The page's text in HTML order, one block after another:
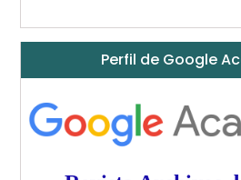
Perfil de Google